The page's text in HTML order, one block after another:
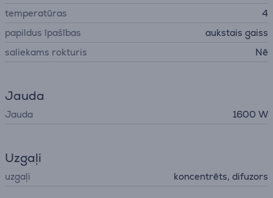
temperatūras
4
papildus īpašības
aukstais gaiss
saliekams rokturis
Nē
Jauda
Jauda 1600 W
Uzgaļi
uzgaļi koncentrēts, difuzors